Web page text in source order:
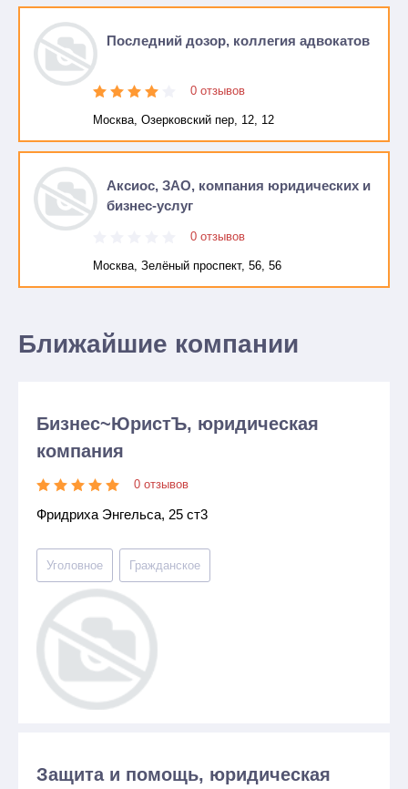
Последний дозор, коллегия адвокатов
0 отзывов
Москва, Озерковский пер, 12, 12
Аксиос, ЗАО, компания юридических и
бизнес-услуг
0 отзывов
Москва, Зелёный проспект, 56, 56
Ближайшие компании
Бизнес~ЮристЪ, юридическая
компания
0 отзывов
Фридриха Энгельса, 25 ст3
Уголовное Гражданское
Защита и помощь, юридическая